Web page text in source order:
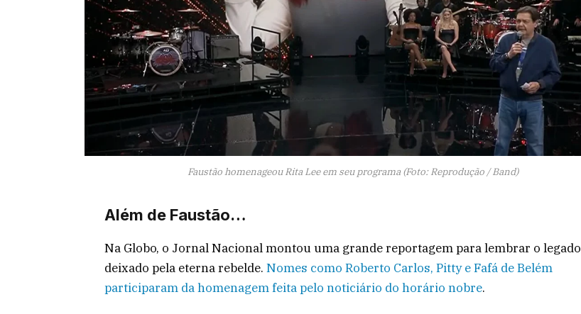
Faustão homenageou Rita Lee em seu programa (Foto: Reprodução / Band)
Além de Faustão…
Na Globo, o Jornal Nacional montou uma grande reportagem para lembrar o legado
deixado pela eterna rebelde. Nomes como Roberto Carlos, Pitty e Fafá de Belém
participaram da homenagem feita pelo noticiário do horário nobre.